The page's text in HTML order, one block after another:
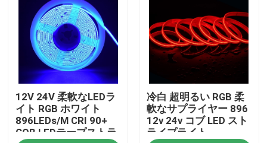
私達に連絡しなさい
ニュース
引用を要求しなさい
高いcriはストリップを導いた
12V 24V 柔軟なLEDラ
イト RGB ホワイト
896LEDs/M CRI 90+
COB LEDテープストラ
冷白 超明るい RGB 柔
軟なサプライヤー 896
12v 24v コブ LED スト
ライプライト